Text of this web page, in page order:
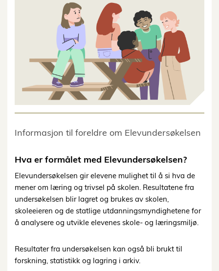
Informasjon til foreldre om Elevundersøkelsen
Hva er formålet med Elevundersøkelsen?
Elevundersøkelsen gir elevene mulighet til å si hva de
mener om læring og trivsel på skolen. Resultatene fra
undersøkelsen blir lagret og brukes av skolen,
skoleeieren og de statlige utdanningsmyndighetene for
å analysere og utvikle elevenes skole- og læringsmiljø.
Resultater fra undersøkelsen kan også bli brukt til
forskning, statistikk og lagring i arkiv.